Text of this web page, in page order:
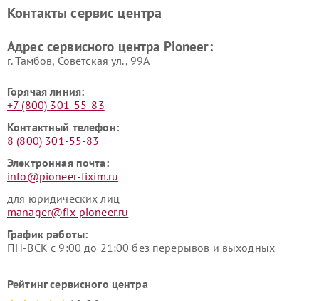
Контакты сервис центра
Адрес сервисного центра Pioneer:
г. Тамбов, Советская ул., 99А
Горячая линия:
+7 (800) 301-55-83
Контактный телефон:
8 (800) 301-55-83
Электронная почта:
info@pioneer-fixim.ru
для юридических лиц
manager@fix-pioneer.ru
График работы:
ПН-ВСК с 9:00 до 21:00 без перерывов и выходных
Рейтинг сервисного центра